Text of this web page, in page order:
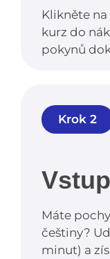
Klikněte na
kurz do
pokynů
Krok 2
Máte
češtiny?
minut) a